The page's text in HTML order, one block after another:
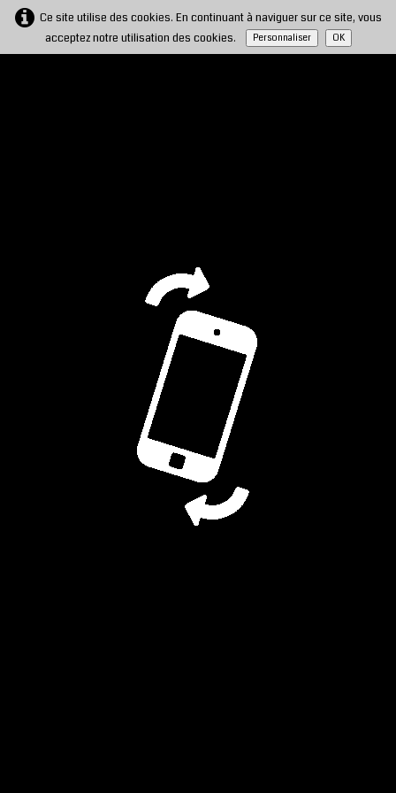
Ce site utilise des cookies. En continuant à naviguer sur ce site, vous
acceptez notre utilisation des cookies.
Personnaliser OK